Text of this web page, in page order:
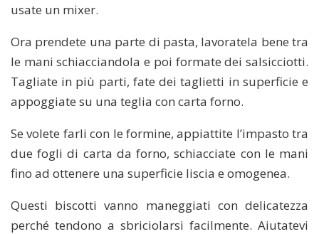
usate un mixer.
Ora prendete una parte di pasta, lavoratela bene tra
le mani schiacciandola e poi formate dei salsicciotti.
Tagliate in più parti, fate dei taglietti in superficie e
appoggiate su una teglia con carta forno.
Se volete farli con le formine, appiattite l’impasto tra
due fogli di carta da forno, schiacciate con le mani
fino ad ottenere una superficie liscia e omogenea.
Questi biscotti vanno maneggiati con delicatezza
perché tendono a sbriciolarsi facilmente. Aiutatevi